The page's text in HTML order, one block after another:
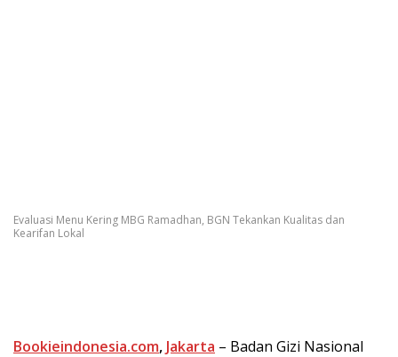
Evaluasi Menu Kering MBG Ramadhan, BGN Tekankan Kualitas dan
Kearifan Lokal
Bookieindonesia.com, Jakarta – Badan Gizi Nasional